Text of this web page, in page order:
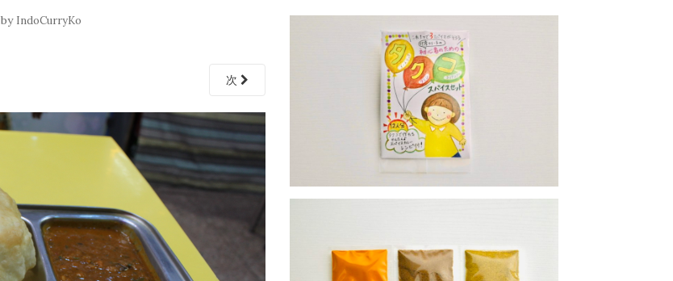
by IndoCurryKo
次